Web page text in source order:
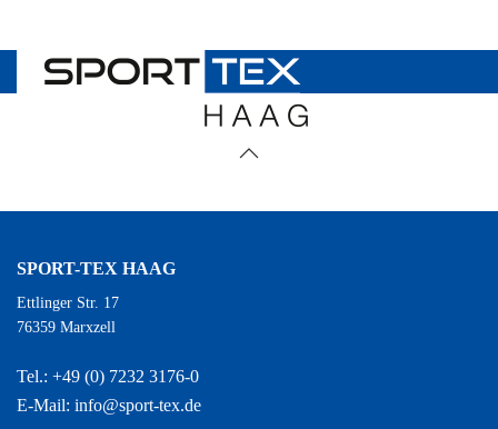
SPORT-TEX HAAG
Ettlinger Str. 17
76359 Marxzell
Tel.: +49 (0) 7232 3176-0
E-Mail: info@sport-tex.de